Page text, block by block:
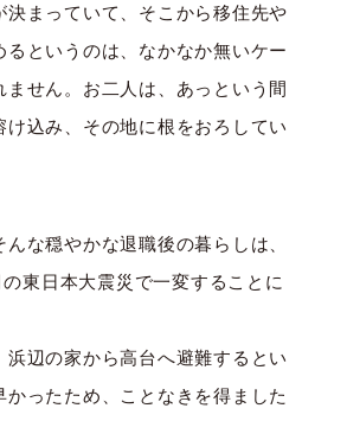
決まっていて、そこから移住先や
るというのは、なかなか無いケー
ません。お二人は、あっという間
け込み、その地に根をおろしてい
んな穏やかな退職後の暮らしは、
東日本大震災で一変することに
浜辺の家から高台へ避難するとい
かったため、ことなきを得ました